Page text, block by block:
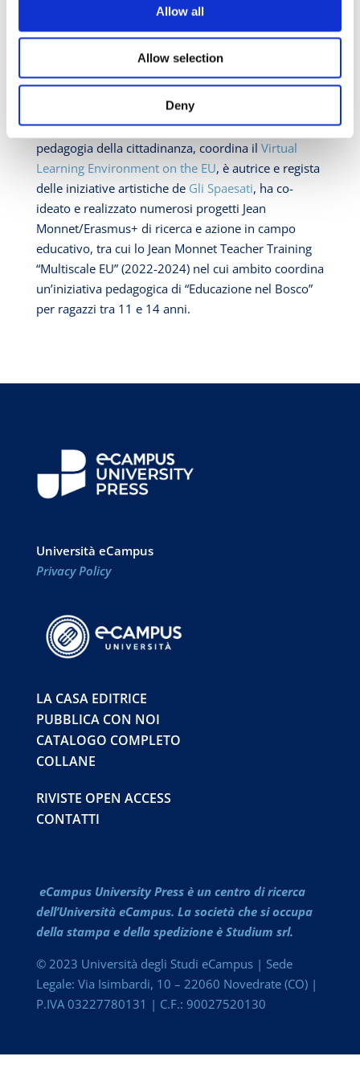
Allow all
Allow selection
Deny
scienze umane e educazione civica. Dal 2009 è
scientifico-didattico di numerosi progetti e iniziative
di cittadinanza attiva, europea e “multiscalare”.
Ricercatrice indipendente nel campo della
pedagogia della cittadinanza, coordina il Virtual
Learning Environment on the EU, è autrice e regista
delle iniziative artistiche de Gli Spaesati, ha co-
ideato e realizzato numerosi progetti Jean
Monnet/Erasmus+ di ricerca e azione in campo
educativo, tra cui lo Jean Monnet Teacher Training
“Multiscale EU” (2022-2024) nel cui ambito coordina
un’iniziativa pedagogica di “Educazione nel Bosco”
per ragazzi tra 11 e 14 anni.
Università eCampus
Privacy Policy
LA CASA EDITRICE
PUBBLICA CON NOI
CATALOGO COMPLETO
COLLANE
RIVISTE OPEN ACCESS
CONTATTI
eCampus University Press è un centro di ricerca
dell’Università eCampus. La società che si occupa
della stampa e della spedizione è Studium srl.
© 2023 Università degli Studi eCampus | Sede
Legale: Via Isimbardi, 10 – 22060 Novedrate (CO) |
P.IVA 03227780131 | C.F.: 90027520130